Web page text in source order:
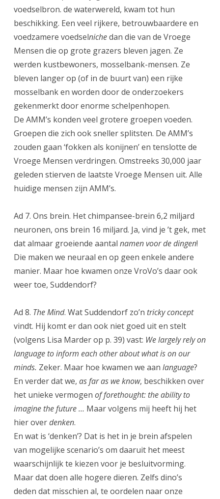
voedselbron. de waterwereld, kwam tot hun
beschikking. Een veel rijkere, betrouwbaardere en
voedzamere voedselnichedan die van de Vroege
Mensen die op grote grazers bleven jagen. Ze
werden kustbewoners, mosselbank-mensen. Ze
bleven langer op (of in de buurt van) een rijke
mosselbank en worden door de onderzoekers
gekenmerkt door enorme schelpenhopen.
De AMM’s konden veel grotere groepen voeden.
Groepen die zich ook sneller splitsten. De AMM’s
zouden gaan ‘fokken als konijnen’ en tenslotte de
Vroege Mensen verdringen. Omstreeks 30,000 jaar
geleden stierven de laatste Vroege Mensen uit. Alle
huidige mensen zijn AMM’s.
Ad 7. Ons brein. Het chimpansee-brein 6,2 miljard
neuronen, ons brein 16 miljard. Ja, vind je ’t gek, met
dat almaar groeiende aantal namen voor de dingen!
Die maken we neuraal en op geen enkele andere
manier. Maar hoe kwamen onze VroVo’s daar ook
weer toe, Suddendorf?
Ad 8. The Mind. Wat Suddendorf zo’n tricky concept
vindt. Hij komt er dan ook niet goed uit en stelt
(volgens Lisa Marder op p. 39) vast: We largely rely on
language to inform each other about what is on our
minds. Zeker. Maar hoe kwamen we aan language?
En verder dat we, as far as we know, beschikken over
het unieke vermogen of forethought: the ability to
imagine the future … Maar volgens mij heeft hij het
hier overdenken.
En wat is ‘denken’? Dat is het in je brein afspelen
van mogelijke scenario’s om daaruit het meest
waarschijnlijk te kiezen voor je besluitvorming.
Maar dat doen alle hogere dieren. Zelfs dino’s
deden dat misschien al, te oordelen naar onze